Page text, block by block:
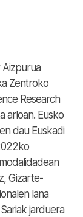
Aizpurua
Zentroko
Research
arloan. Eusko
dau Euskadi
Gizarte-
lana
jarduera